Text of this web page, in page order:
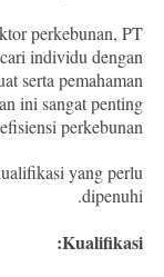
perkebunan, PT
individu dengan
serta pemahaman
ini sangat penting
perkebunan.
yang perlu
dipenuhi.
Kualifikasi: